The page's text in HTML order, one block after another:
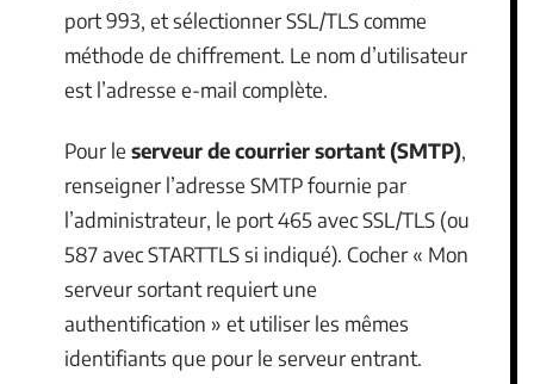
port 993, et sélectionner SSL/TLS comme
méthode de chiffrement. Le nom d’utilisateur
est l’adresse e-mail complète.
Pour le serveur de courrier sortant (SMTP),
renseigner l’adresse SMTP fournie par
l’administrateur, le port 465 avec SSL/TLS (ou
587 avec STARTTLS si indiqué). Cocher « Mon
serveur sortant requiert une
authentification » et utiliser les mêmes
identifiants que pour le serveur entrant.